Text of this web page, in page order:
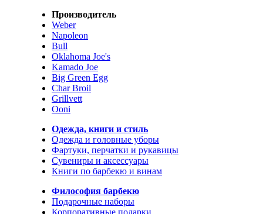
Производитель
Weber
Napoleon
Bull
Oklahoma Joe's
Kamado Joe
Big Green Egg
Char Broil
Grillvett
Ooni
Одежда, книги и стиль
Одежда и головные уборы
Фартуки, перчатки и рукавицы
Сувениры и аксессуары
Книги по барбекю и винам
Философия барбекю
Подарочные наборы
Корпоративные подарки